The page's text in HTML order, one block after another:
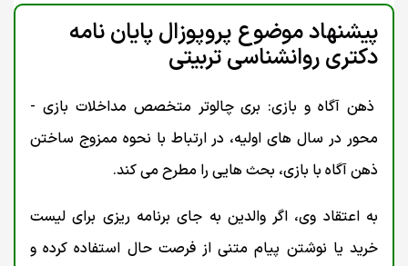
پیشنهاد موضوع پروپوزال پایان نامه
دکتری روانشناسی تربیتی
ذهن آگاه و بازی: بری چالوتر متخصص مداخلات بازی -
محور در سال های اولیه، در ارتباط با نحوه ممزوج ساختن
ذهن آگاه با بازی، بحث هایی را مطرح می کند.
به اعتقاد وی، اگر والدین به جای برنامه ریزی برای لیست
خرید یا نوشتن پیام متنی از فرصت حال استفاده کرده و